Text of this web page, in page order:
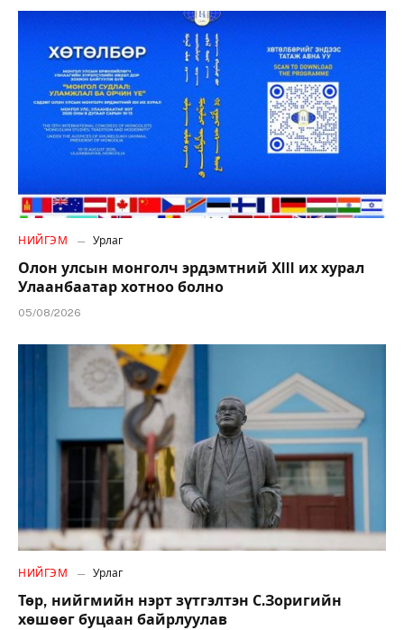
НИЙГЭМ Урлаг
Олон улсын монголч эрдэмтний XIII их хурал
Улаанбаатар хотноо болно
05/08/2026
НИЙГЭМ Урлаг
Төр, нийгмийн нэрт зүтгэлтэн С.Зоригийн
хөшөөг буцаан байрлуулав